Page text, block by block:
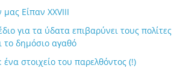
Είπαν XXVIII
για τα ύδατα επιβαρύνει τους πολίτες
το δημόσιο αγαθό
ένα στοιχείο του παρελθόντος (!)